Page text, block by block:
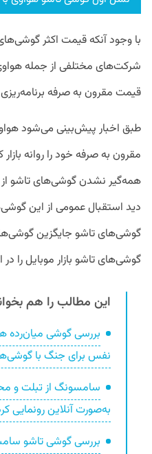
با وجود آنکه قیمت اکثر
شرکت‌های مختلفی از جمله
قیمت مقرون به صرفه برنامه‌ریزی
مقرون به صرفه خود را روانه
همه‌گیر نشدن گوشی‌های تاشو از
دید استقبال عمومی از این
گوشی‌های تاشو جایگزین
گوشی‌های تاشو بازار موبایل را
این مطالب را هم
نفس برای جنگ با
سامسونگ از تبلت و
به‌صورت آنلاین رونمایی